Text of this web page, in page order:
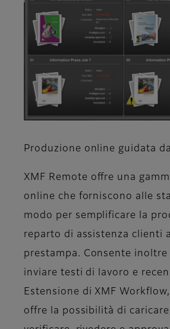
Produzione online guidata
XMF Remote offre una
online che forniscono alle
modo per semplificare la
reparto di assistenza clienti
prestampa. Consente
inviare testi di lavoro e
Estensione di XMF
offre la possibilità di